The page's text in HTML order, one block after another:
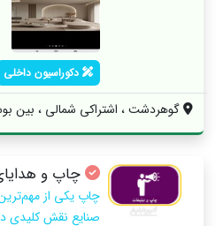
دکوراسیون داخلی
گوهردشت ، اشتراکی شمالی ، بین
چاپ و
چاپ یکی از
صنایع نقش کلیدی